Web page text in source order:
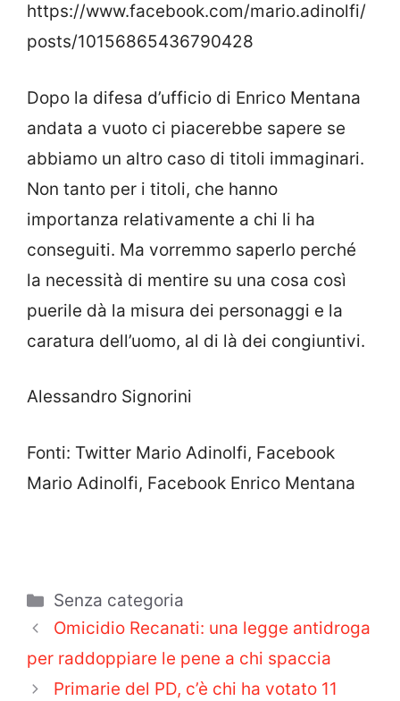
https://www.facebook.com/mario.adinolfi/
posts/10156865436790428
Dopo la difesa d’ufficio di Enrico Mentana
andata a vuoto ci piacerebbe sapere se
abbiamo un altro caso di titoli immaginari.
Non tanto per i titoli, che hanno
importanza relativamente a chi li ha
conseguiti. Ma vorremmo saperlo perché
la necessità di mentire su una cosa così
puerile dà la misura dei personaggi e la
caratura dell’uomo, al di là dei congiuntivi.
Alessandro Signorini
Fonti: Twitter Mario Adinolfi, Facebook
Mario Adinolfi, Facebook Enrico Mentana
Categorie
Senza categoria
Omicidio Recanati: una legge antidroga
per raddoppiare le pene a chi spaccia
Primarie del PD, c’è chi ha votato 11